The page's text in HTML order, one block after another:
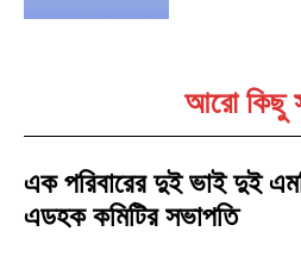
আরো কিছু
এক পরিবারের দুই ভাই দুই
এডহক কমিটির সভাপতি